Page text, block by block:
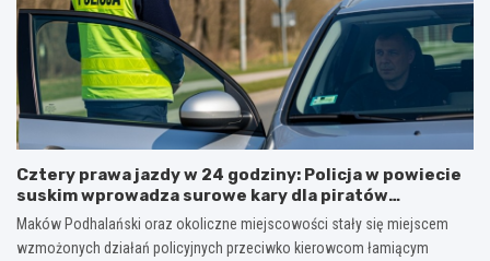
Cztery prawa jazdy w 24 godziny: Policja w powiecie
suskim wprowadza surowe kary dla piratów
drogowych!
Maków Podhalański oraz okoliczne miejscowości stały się miejscem
wzmożonych działań policyjnych przeciwko kierowcom łamiącym